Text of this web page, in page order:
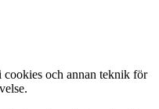
cookies och annan teknik för